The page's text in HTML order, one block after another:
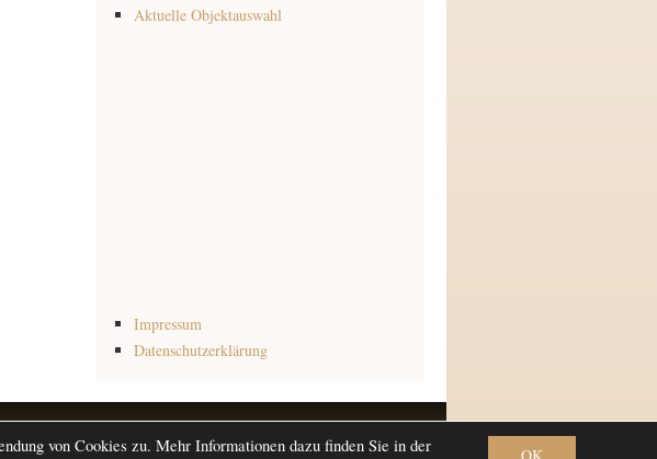
Aktuelle Objektauswahl
Impressum
Datenschutzerklärung
Genesis Framework WordPress
von Cookies zu. Mehr Informationen dazu finden Sie in der